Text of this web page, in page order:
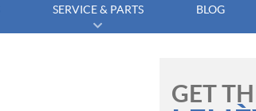
SERVICE & PARTS BLOG
GET